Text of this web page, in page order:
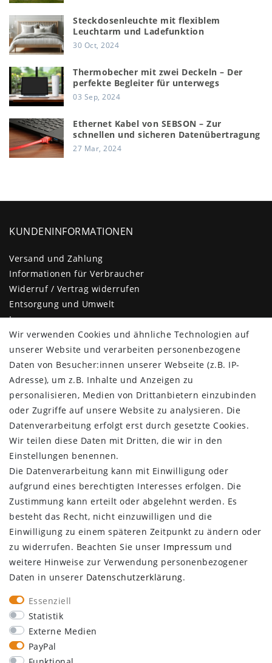
Steckdosenleuchte mit flexiblem
Leuchtarm und Ladefunktion
30 Oct, 2024
Thermobecher mit zwei Deckeln – Der
perfekte Begleiter für unterwegs
03 Sep, 2024
Ethernet Kabel von SEBSON – Zur
schnellen und sicheren Datenübertragung
27 Mar, 2024
KUNDENINFORMATIONEN
Versand und Zahlung
Informationen für Verbraucher
Widerruf / Vertrag widerrufen
Entsorgung und Umwelt
Impressum
Daten­schutz­erklärung
AGB
Barrierefreiheitserklärung
Kontakt
KUNDENBEREICH
Login
Registrieren
KUNDENSERVICE
Infocenter
Newsletter
Kontakt
Großkundenzugang
Vertrag widerrufen
ÜBER UNS
Wir verwenden Cookies und ähnliche Technologien auf
unserer Website und verarbeiten personenbezogene
Daten von Besucher:innen unserer Webseite (z.B. IP-
Adresse), um z.B. Inhalte und Anzeigen zu
personalisieren, Medien von Drittanbietern einzubinden
oder Zugriffe auf unsere Website zu analysieren. Die
Datenverarbeitung erfolgt erst durch gesetzte Cookies.
Wir teilen diese Daten mit Dritten, die wir in den
Einstellungen benennen.
Die Datenverarbeitung kann mit Einwilligung oder
aufgrund eines berechtigten Interesses erfolgen. Die
Zustimmung kann erteilt oder abgelehnt werden. Es
besteht das Recht, nicht einzuwilligen und die
Einwilligung zu einem späteren Zeitpunkt zu ändern oder
zu widerrufen. Beachten Sie unser Impressum und
weitere Hinweise zur Verwendung personenbezogener
Daten in unserer Daten­schutz­erklärung.
Essenziell
Statistik
Externe Medien
PayPal